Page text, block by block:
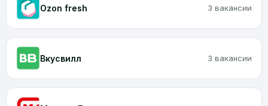
Ozon fresh 3 вакансии
Вкусвилл 3 вакансии